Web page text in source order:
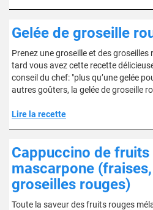
Gelée de groseille
Prenez une groseille et des
tard vous avez cette recette
conseil du chef: "plus qu’une gelée
autres goûters, la gelée de groseille
Lire la recette
Cappuccino de fruits
mascarpone
groseilles rouges)
Toute la saveur des fruits rouges